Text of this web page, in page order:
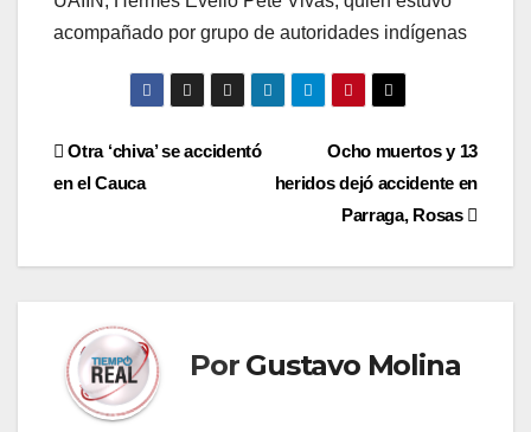
acompañado por grupo de autoridades indígenas
Navegación
entradas
Ocho muertos y 13
heridos dejó accidente en
Parraga, Rosas
Otra ‘chiva’ se accidentó
en el Cauca
Por Gustavo Molina